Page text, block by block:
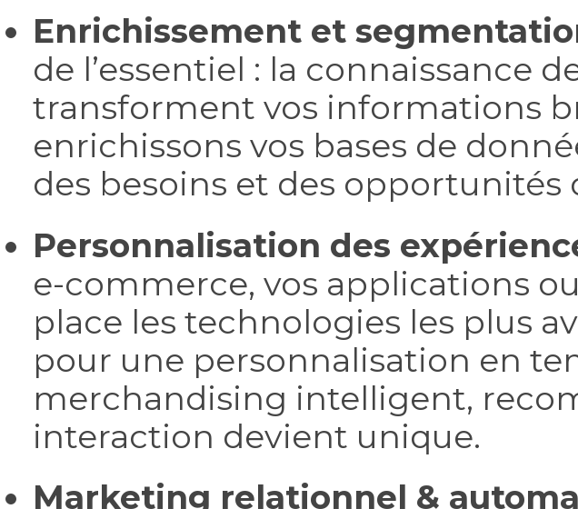
Enrichissement et
de l’essentiel : la connaissance
transforment vos informations
enrichissons vos bases de
des besoins et des
Personnalisation des
e-commerce, vos applications
place les technologies les plus
pour une personnalisation en
merchandising intelligent,
interaction devient unique.
Marketing relationnel &